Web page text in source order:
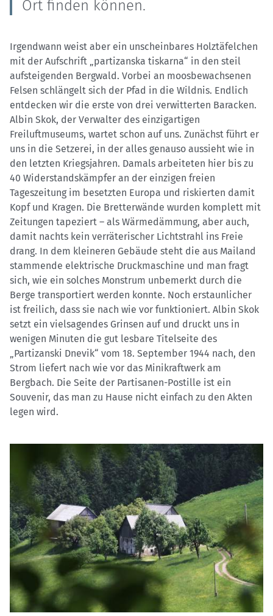
Ort finden können.
Irgendwann weist aber ein unscheinbares Holztäfelchen
mit der Aufschrift „partizanska tiskarna“ in den steil
aufsteigenden Bergwald. Vorbei an moosbewachsenen
Felsen schlängelt sich der Pfad in die Wildnis. Endlich
entdecken wir die erste von drei verwitterten Baracken.
Albin Skok, der Verwalter des einzigartigen
Freiluftmuseums, wartet schon auf uns. Zunächst führt er
uns in die Setzerei, in der alles genauso aussieht wie in
den letzten Kriegsjahren. Damals arbeiteten hier bis zu
40 Widerstandskämpfer an der einzigen freien
Tageszeitung im besetzten Europa und riskierten damit
Kopf und Kragen. Die Bretterwände wurden komplett mit
Zeitungen tapeziert – als Wärmedämmung, aber auch,
damit nachts kein verräterischer Lichtstrahl ins Freie
drang. In dem kleineren Gebäude steht die aus Mailand
stammende elektrische Druckmaschine und man fragt
sich, wie ein solches Monstrum unbemerkt durch die
Berge transportiert werden konnte. Noch erstaunlicher
ist freilich, dass sie nach wie vor funktioniert. Albin Skok
setzt ein vielsagendes Grinsen auf und druckt uns in
wenigen Minuten die gut lesbare Titelseite des
„Partizanski Dnevik“ vom 18. September 1944 nach, den
Strom liefert nach wie vor das Minikraftwerk am
Bergbach. Die Seite der Partisanen-Postille ist ein
Souvenir, das man zu Hause nicht einfach zu den Akten
legen wird.